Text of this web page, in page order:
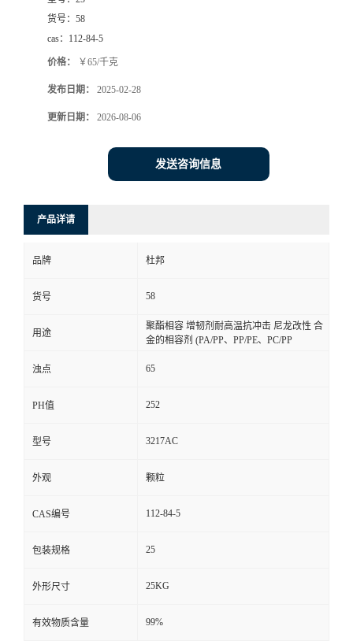
货号： 58
cas： 112-84-5
价格： ￥65/千克
发布日期： 2025-02-28
更新日期： 2026-08-06
发送咨询信息
产品详请
品牌 杜邦
货号 58
用途
聚酯相容 增韧剂耐高温抗冲击 尼龙改性 合
金的相容剂 (PA/PP、PP/PE、PC/PP
浊点 65
PH值 252
型号 3217AC
外观 颗粒
CAS编号 112-84-5
包装规格 25
外形尺寸 25KG
有效物质含量 99%